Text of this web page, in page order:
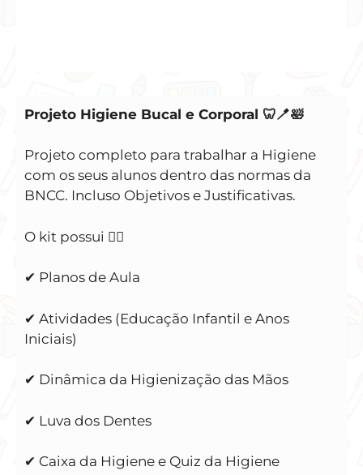
Projeto Higiene Bucal e Corporal 🦷🪥🛀
Projeto completo para trabalhar a Higiene
com os seus alunos dentro das normas da
BNCC. Incluso Objetivos e Justificativas.
O kit possui 👇🏻
✔ Planos de Aula
✔ Atividades (Educação Infantil e Anos
Iniciais)
✔ Dinâmica da Higienização das Mãos
✔ Luva dos Dentes
✔ Caixa da Higiene e Quiz da Higiene